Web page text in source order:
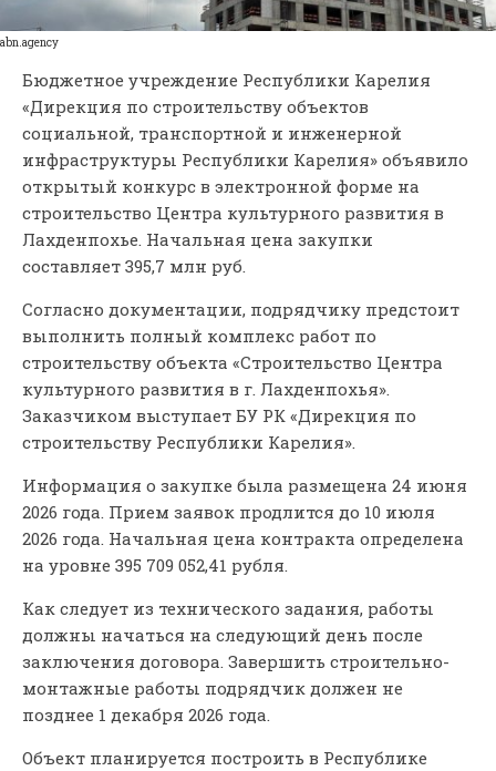
abn.agency
Бюджетное учреждение Республики Карелия
«Дирекция по строительству объектов
социальной, транспортной и инженерной
инфраструктуры Республики Карелия» объявило
открытый конкурс в электронной форме на
строительство Центра культурного развития в
Лахденпохье. Начальная цена закупки
составляет 395,7 млн руб.
Согласно документации, подрядчику предстоит
выполнить полный комплекс работ по
строительству объекта «Строительство Центра
культурного развития в г. Лахденпохья».
Заказчиком выступает БУ РК «Дирекция по
строительству Республики Карелия».
Информация о закупке была размещена 24 июня
2026 года. Прием заявок продлится до 10 июля
2026 года. Начальная цена контракта определена
на уровне 395 709 052,41 рубля.
Как следует из технического задания, работы
должны начаться на следующий день после
заключения договора. Завершить строительно-
монтажные работы подрядчик должен не
позднее 1 декабря 2026 года.
Объект планируется построить в Республике